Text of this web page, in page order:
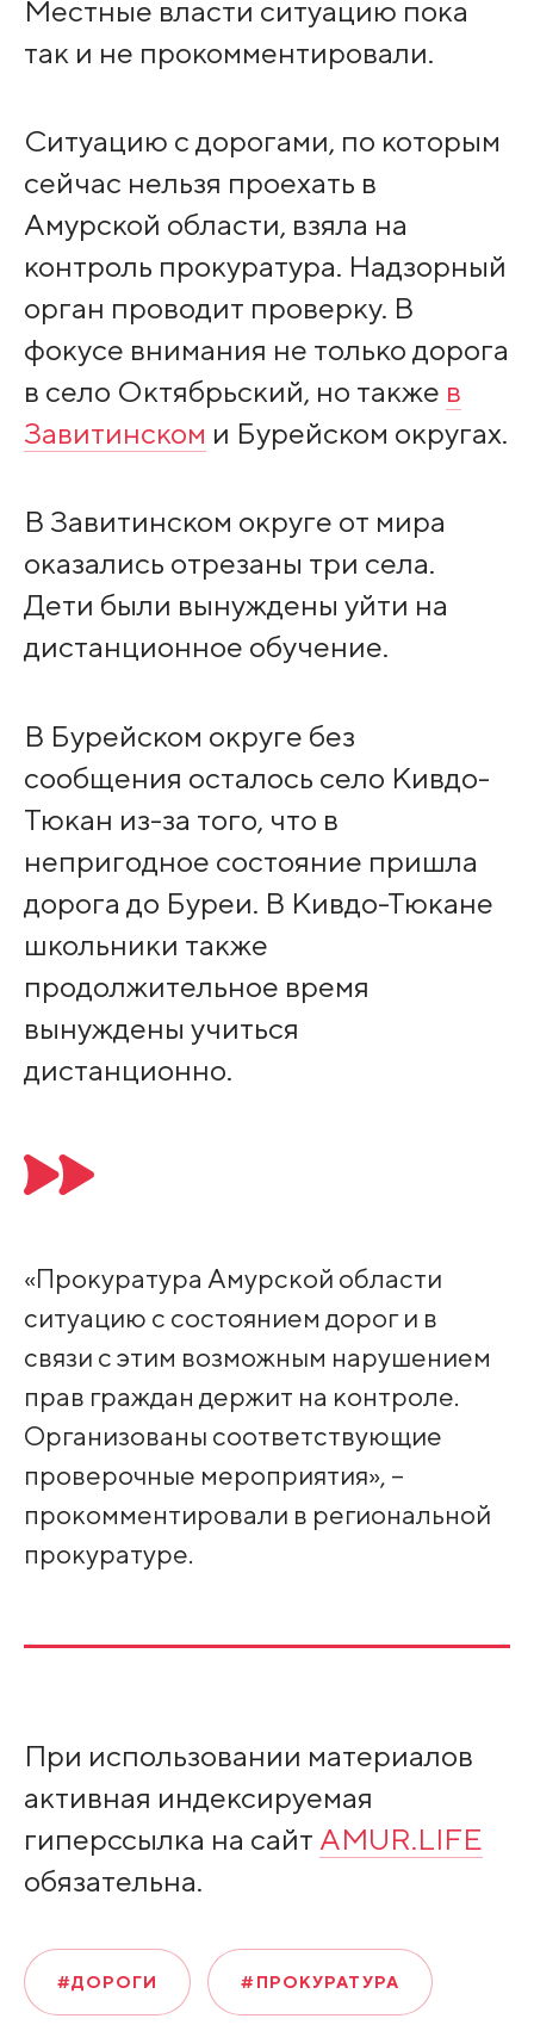
Местные власти ситуацию пока
так и не прокомментировали.
Ситуацию с дорогами, по которым
сейчас нельзя проехать в
Амурской области, взяла на
контроль прокуратура. Надзорный
орган проводит проверку. В
фокусе внимания не только дорога
в село Октябрьский, но также в
Завитинском и Бурейском округах.
В Завитинском округе от мира
оказались отрезаны три села.
Дети были вынуждены уйти на
дистанционное обучение.
В Бурейском округе без
сообщения осталось село Кивдо-
Тюкан из-за того, что в
непригодное состояние пришла
дорога до Буреи. В Кивдо-Тюкане
школьники также
продолжительное время
вынуждены учиться
дистанционно.
«Прокуратура Амурской области
ситуацию с состоянием дорог и в
связи с этим возможным нарушением
прав граждан держит на контроле.
Организованы соответствующие
проверочные мероприятия», –
прокомментировали в региональной
прокуратуре.
При использовании материалов
активная индексируемая
гиперссылка на сайт AMUR.LIFE
обязательна.
#ДОРОГИ #ПРОКУРАТУРА